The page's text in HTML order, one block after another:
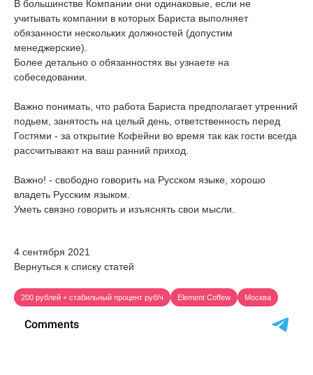
В большинстве Компании они одинаковые, если не
учитывать компании в которых Бариста выполняет
обязанности нескольких должностей (допустим
менеджерские).
Более детально о обязанностях вы узнаете на
собеседовании.
Важно понимать, что работа Бариста предполагает утренний
подьем, занятость на целый день, ответственность перед
Гостями - за открытие Кофейни во время так как гости всегда
рассчитывают на ваш ранний приход.
Важно! - свободно говорить на Русском языке, хорошо
владеть Русским языком.
Уметь связно говорить и изъяснять свои мысли.
4 сентября 2021
Вернуться к списку статей
200 рублей + стабильный процент руб/ч Element Coffew Москва